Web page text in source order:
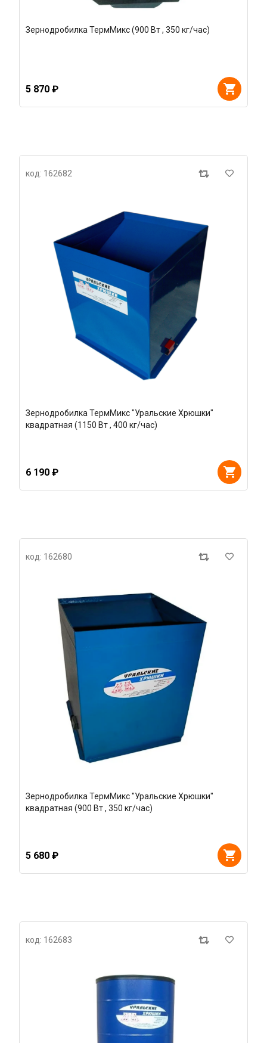
Зернодробилка ТермМикс (900 Вт , 350 кг/час)
5 870 ₽
код: 162682
Зернодробилка ТермМикс "Уральские Хрюшки"
квадратная (1150 Вт , 400 кг/час)
6 190 ₽
код: 162680
Зернодробилка ТермМикс "Уральские Хрюшки"
квадратная (900 Вт , 350 кг/час)
5 680 ₽
код: 162683